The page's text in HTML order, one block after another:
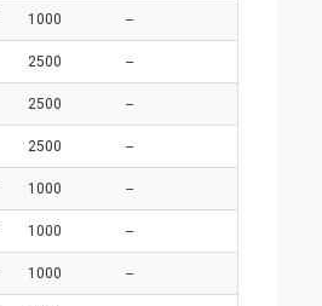
1000 --
2500 --
2500 --
2500 --
1000 --
1000 --
1000 --